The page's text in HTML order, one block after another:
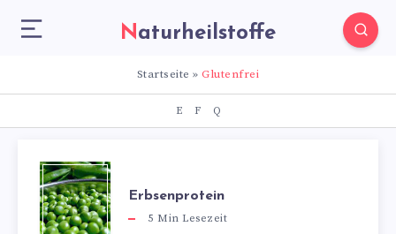
Naturheilstoffe
Startseite »Glutenfrei
E F Q
Erbsenprotein
5 Min Lesezeit